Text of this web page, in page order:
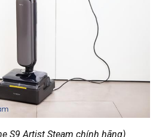
S9 Artist Steam chính hãng)